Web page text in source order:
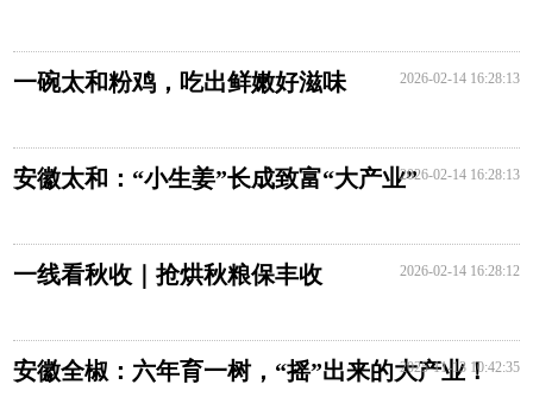
一碗太和粉鸡，吃出鲜嫩好滋味 2026-02-14 16:28:13
安徽太和：“小生姜”长成致富“大产业”2026-02-14 16:28:13
一线看秋收｜抢烘秋粮保丰收 2026-02-14 16:28:12
安徽全椒：六年育一树，“摇”出来的大产业！
2025-11-13 10:42:35